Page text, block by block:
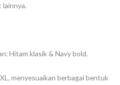
Hitam klasik & Navy bold.
menyesuaikan berbagai bentuk